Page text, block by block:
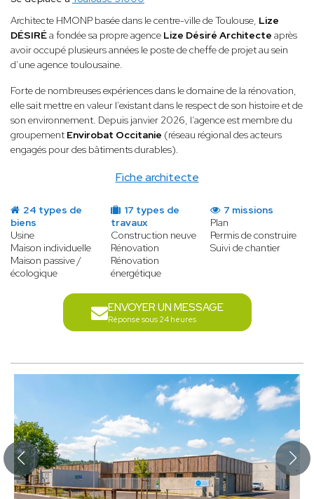
Fiche architecte
Architecte HMONP basée dans le centre-ville de Toulouse, Lize
DÉSIRÉa fondée sa propre agence Lize Désiré Architecte après
avoir occupé plusieurs années le poste de cheffe de projet au sein
d’une agence toulousaine.
Forte de nombreuses expériences dans le domaine de la rénovation,
elle sait mettre en valeur l’existant dans le respect de son histoire et de
son environnement. Depuis janvier 2026, l’agence est membre du
groupement Envirobat Occitanie (réseau régional des acteurs
engagés pour des bâtiments durables).
24 types de
biens
Usine
Maison individuelle
Maison passive /
écologique
17 types de
travaux
Construction neuve
Rénovation
Rénovation
énergétique
7 missions
Plan
Permis de construire
Suivi de chantier
ENVOYER UN MESSAGE
Réponse sous 24 heures